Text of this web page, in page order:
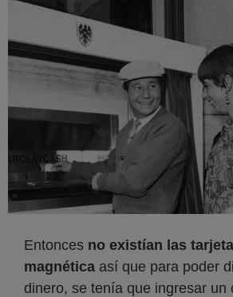
Entonces no existían las
magnética así que para poder
dinero, se tenía que ingresar un